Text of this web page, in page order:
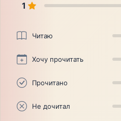
1
Читаю
Хочу прочитать
Прочитано
Не дочитал